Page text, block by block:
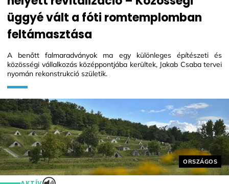
Helyszín
ORSZÁGOS
üggyé vált a fóti romtemplomban
feltámasztása
A benőtt falmaradványok ma egy különleges építészeti és
közösségi vállalkozás középpontjába kerültek, Jakab Csaba tervei
nyomán rekonstrukció születik.